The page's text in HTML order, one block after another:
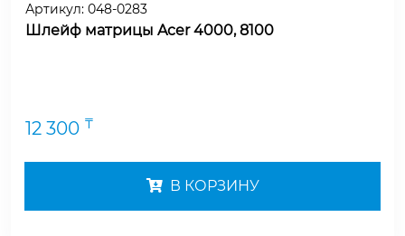
Артикул: 048-0283
Шлейф матрицы Acer 4000, 8100
12 300 ₸
В КОРЗИНУ